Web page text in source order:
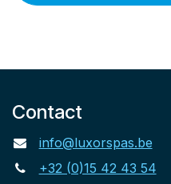
Contact
info@luxorspas.be
+32 (0)15 42 43 54